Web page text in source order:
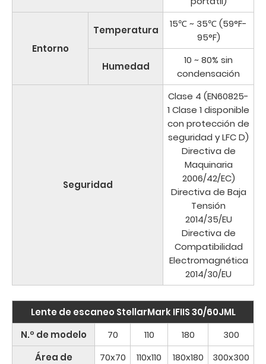
Entorno
Temperatura
15℃ ~ 35℃ (59°F-
95°F)
Humedad
10 ~ 80% sin
condensación
Seguridad
Clase 4 (EN60825-
1 Clase 1 disponible
con protección de
seguridad y LFC D)
Directiva de
Maquinaria
2006/42/EC)
Directiva de Baja
Tensión
2014/35/EU
Directiva de
Compatibilidad
Electromagnética
2014/30/EU
Lente de escaneo StellarMark IFIIS 30/60JML
N.º de modelo
70 110 180
300
Área de
70x70
110x110
180x180
300x300